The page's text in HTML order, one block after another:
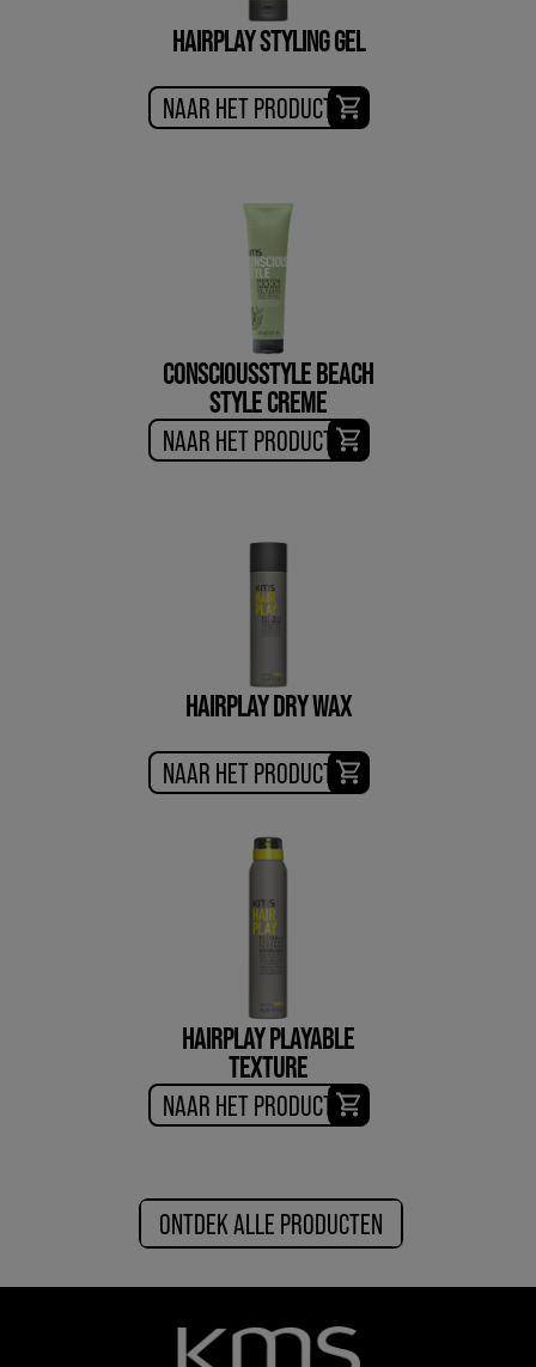
HAIRPLAY STYLING GEL
NAAR HET PRODUCT
CONSCIOUSSTYLE BEACH
STYLE CREME
NAAR HET PRODUCT
HAIRPLAY DRY WAX
NAAR HET PRODUCT
HAIRPLAY PLAYABLE
TEXTURE
NAAR HET PRODUCT
ONTDEK ALLE PRODUCTEN